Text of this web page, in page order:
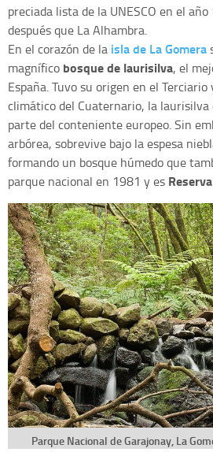
preciada lista de la UNESCO en el
después que La Alhambra.
En el corazón de la isla de La Gomera
magnífico bosque de laurisilva, el
España. Tuvo su origen en el Terciario
climático del Cuaternario, la laurisilva
parte del conteniente europeo. Sin
arbórea, sobrevive bajo la espesa
formando un bosque húmedo que
parque nacional en 1981 y es
Parque Nacional de Garajonay, La